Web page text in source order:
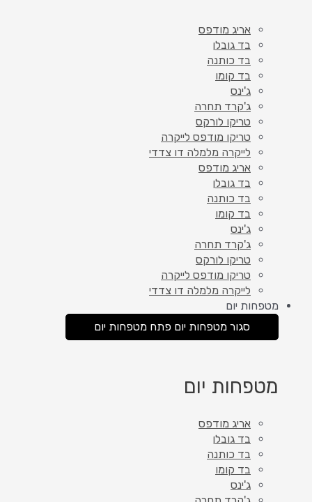
אריג מודפס
בד גובלן
בד כותנה
בד קומו
ג'ינס
ג'קרד תחרה
טריקו לורקס
טריקו מודפס לייקרה
לייקרה מלמלה דו צדדי
אריג מודפס
בד גובלן
בד כותנה
בד קומו
ג'ינס
ג'קרד תחרה
טריקו לורקס
טריקו מודפס לייקרה
לייקרה מלמלה דו צדדי
מטפחות יום
סגור מטפחות יום פתח מטפחות יום
מטפחות יום
אריג מודפס
בד גובלן
בד כותנה
בד קומו
ג'ינס